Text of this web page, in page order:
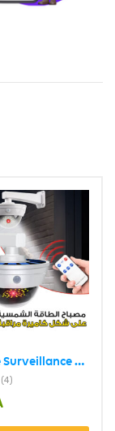
Lampe de Surveillance extérieure solaire Anti-vol, capteur de mouvement PIR à Induction humaine
(4)